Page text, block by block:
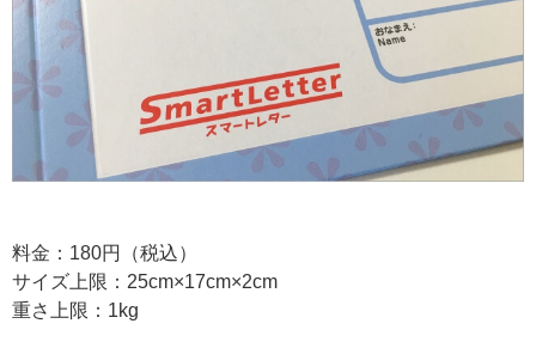
料金：180円（税込）
サイズ上限：25cm×17cm×2cm
重さ上限：1kg